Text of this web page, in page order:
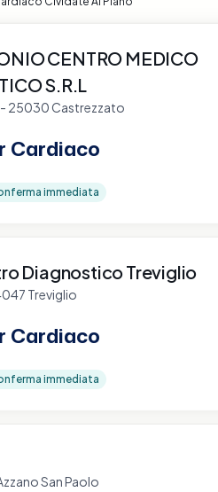
CENTRO MEDICO
S.R.L
- 25030 Castrezzato
Cardiaco
immediata
Diagnostico Treviglio
Treviglio
Cardiaco
immediata
San Paolo